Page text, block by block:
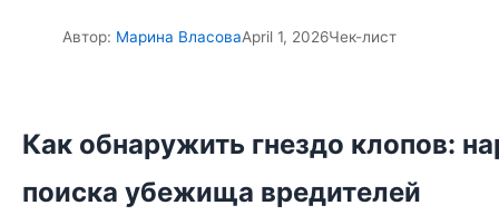
Автор: Марина ВласоваApril 1, 2026Чек-лист
Как обнаружить гнездо клопов:
поиска убежища вредителей